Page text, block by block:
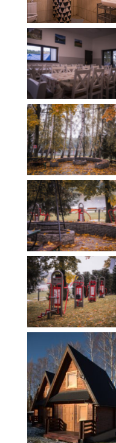
Jadalnia
Palenisko
Palenisko
Strefa sportowa
Domek mały
sezonowy